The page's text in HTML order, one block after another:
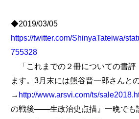
◆2019/03/05
https://twitter.com/ShinyaTateiwa/
755328
「これまでの２冊についての書評
ます。3月末には熊谷晋一郎さんと
→ http://www.arsvi.com/ts/
の戦後――生政治史点描』一晩でも